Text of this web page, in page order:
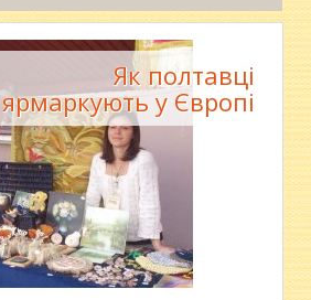
Як полтавці
ярмаркують у Європі